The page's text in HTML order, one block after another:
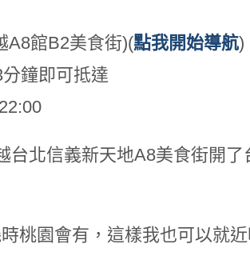
A8館B2美食街)(點我開始導航)
鐘即可抵達
北信義新天地A8美食街開了
桃園會有，這樣我也可以就